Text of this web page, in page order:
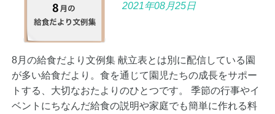
2021年08月25日
8月の給食だより文例集 献立表とは別に配信している園
が多い給食だより。食を通じて園児たちの成長をサポー
トする、大切なおたよりのひとつです。 季節の行事やイ
ベントにちなんだ給食の説明や家庭でも簡単に作れる料